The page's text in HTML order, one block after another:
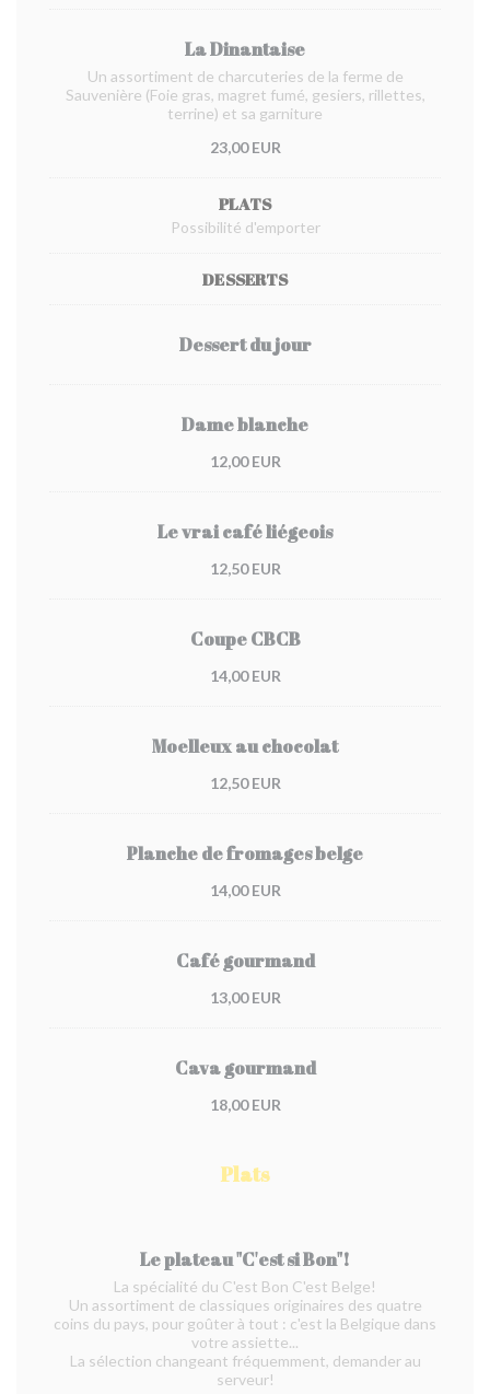
La Dinantaise
Un assortiment de charcuteries de la ferme de
Sauvenière (Foie gras, magret fumé, gesiers, rillettes,
terrine) et sa garniture
23,00 EUR
PLATS
Possibilité d'emporter
DESSERTS
Dessert du jour
Dame blanche
12,00 EUR
Le vrai café liégeois
12,50 EUR
Coupe CBCB
14,00 EUR
Moelleux au chocolat
12,50 EUR
Planche de fromages belge
14,00 EUR
Café gourmand
13,00 EUR
Cava gourmand
18,00 EUR
Plats
Le plateau "C'est si Bon"!
La spécialité du C'est Bon C'est Belge!
Un assortiment de classiques originaires des quatre
coins du pays, pour goûter à tout : c'est la Belgique dans
votre assiette...
La sélection changeant fréquemment, demander au
serveur!